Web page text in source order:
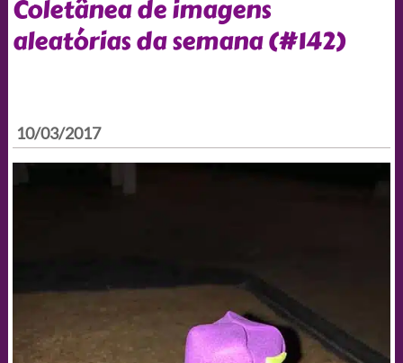
Coletânea de imagens
aleatórias da semana (#142)
10/03/2017